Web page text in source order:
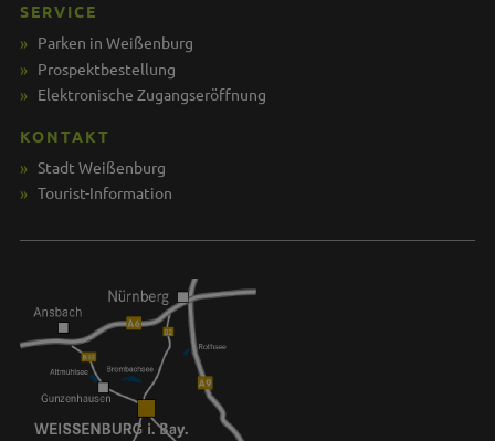
SERVICE
Parken in Weißenburg
Prospektbestellung
Elektronische Zugangseröffnung
KONTAKT
Stadt Weißenburg
Tourist-Information